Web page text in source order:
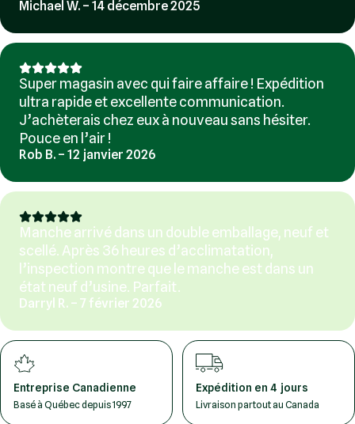
Michael W. – 14 décembre 2025
Super magasin avec qui faire affaire ! Expédition
ultra rapide et excellente communication.
J’achèterais chez eux à nouveau sans hésiter.
Pouce en l’air !
Rob B. – 12 janvier 2026
Manche arrivé dans un double emballage, neuf et
scellé. Après 36 heures d’acclimatation,
l’inspection montre que le manche est dans un
état neuf d’usine. Parfait.
Darryl R. – 7 février 2026
Entreprise Canadienne
Basé à Québec depuis 1997
Expédition en 4 jours
Livraison partout au Canada